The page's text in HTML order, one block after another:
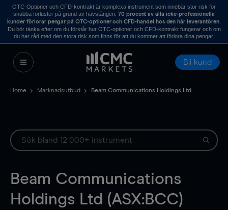
OTC-Optioner och CFD-kontrakt är komplexa instrument som innebär stor risk för
snabba förluster på grund av hävstången. 70 procent av alla icke-professionella
kunder förlorar pengar på OTC-optioner och CFD-handel hos den här leverantören.
Du bör tänka efter om du förstår hur OTC-optioner och CFD-kontrakt fungerar och om
du har råd med den stora risk som finns för att du kommer att förlora dina pengar.
Bli kund
Home Marknadsutbud Beam Communications Holdings Ltd
Beam Communications
Holdings Ltd (ASX:BCC)